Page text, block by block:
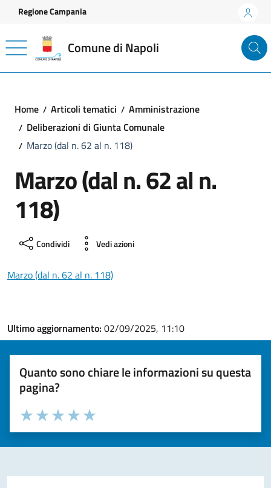
Vai ai contenuti
Vai al footer
Regione Campania
Comune di Napoli
Home Articoli tematici
Amministrazione
Deliberazioni di Giunta Comunale
Marzo (dal n. 62 al n. 118)
Marzo (dal n. 62 al n.
118)
Condividi Vedi azioni
Marzo (dal n. 62 al n. 118)
Ultimo aggiornamento: 02/09/2025, 11:10
Quanto sono chiare le informazioni su questa
pagina?
Valuta la chiarezza delle informazioni (da 1 a 5 stelle)
Seleziona il numero di stelle per valutare la chiarezza delle
Valuta 5 stelle su 5
Valuta 4 stelle su 5
Valuta 3 stelle su 5
Valuta 2 stelle su 5
Valuta 1 stelle su 5